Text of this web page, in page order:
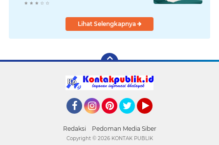
Lihat Selengkapnya
Redaksi Pedoman Media Siber
Copyright © 2026 KONTAK PUBLIK